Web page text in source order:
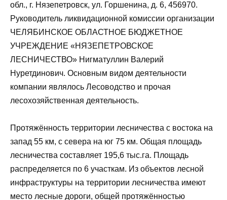
обл., г. Нязепетровск, ул. Горшенина, д. 6, 456970.
Руководитель ликвидационной комиссии организации
ЧЕЛЯБИНСКОЕ ОБЛАСТНОЕ БЮДЖЕТНОЕ
УЧРЕЖДЕНИЕ «НЯЗЕПЕТРОВСКОЕ
ЛЕСНИЧЕСТВО» Нигматуллин Валерий
Нуретдинович. Основным видом деятельности
компании являлось Лесоводство и прочая
лесохозяйственная деятельность.
Протяжённость территории лесничества с востока на
запад 55 км, с севера на юг 75 км. Общая площадь
лесничества составляет 195,6 тыс.га. Площадь
распределяется по 6 участкам. Из объектов лесной
инфраструктуры на территории лесничества имеют
место лесные дороги, общей протяжённостью